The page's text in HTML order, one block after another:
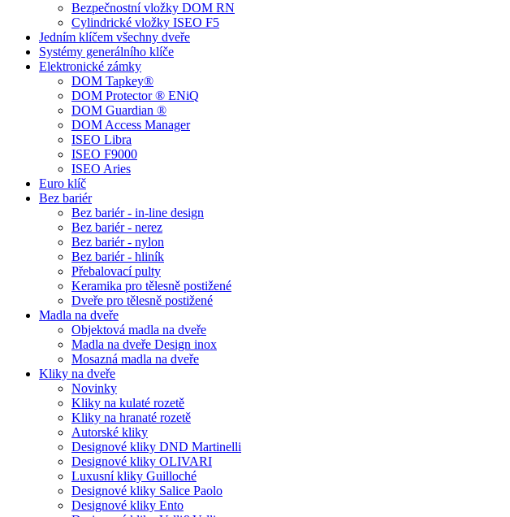
Bezpečnostní vložky DOM RN
Cylindrické vložky ISEO F5
Jedním klíčem všechny dveře
Systémy generálního klíče
Elektronické zámky
DOM Tapkey®
DOM Protector ® ENiQ
DOM Guardian ®
DOM Access Manager
ISEO Libra
ISEO F9000
ISEO Aries
Euro klíč
Bez bariér
Bez bariér - in-line design
Bez bariér - nerez
Bez bariér - nylon
Bez bariér - hliník
Přebalovací pulty
Keramika pro tělesně postižené
Dveře pro tělesně postižené
Madla na dveře
Objektová madla na dveře
Madla na dveře Design inox
Mosazná madla na dveře
Kliky na dveře
Novinky
Kliky na kulaté rozetě
Kliky na hranaté rozetě
Autorské kliky
Designové kliky DND Martinelli
Designové kliky OLIVARI
Luxusní kliky Guilloché
Designové kliky Salice Paolo
Designové kliky Ento